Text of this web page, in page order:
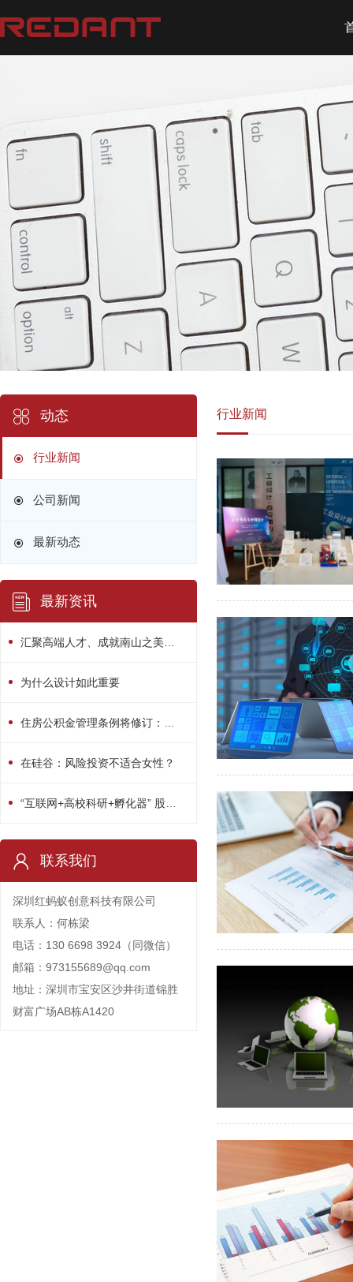
动态
行业新闻
公司新闻
最新动态
最新资讯
汇聚高端人才、成就南山之美！南山区“人才日”系列活动精彩绽放
为什么设计如此重要
住房公积金管理条例将修订：用途或多元化
在硅谷：风险投资不适合女性？
“互联网+高校科研+孵化器” 股权众筹平台启动
联系我们
深圳红蚂蚁创意科技有限公司
联系人：何栋梁
电话：130 6698 3924（同微信）
邮箱：973155689@qq.com
地址：深圳市宝安区沙井街道锦胜
财富广场AB栋A1420
行业新闻